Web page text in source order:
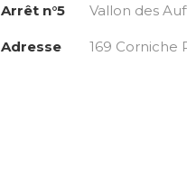
Arrêt n°5 Vallon des
Adresse 169 Corniche